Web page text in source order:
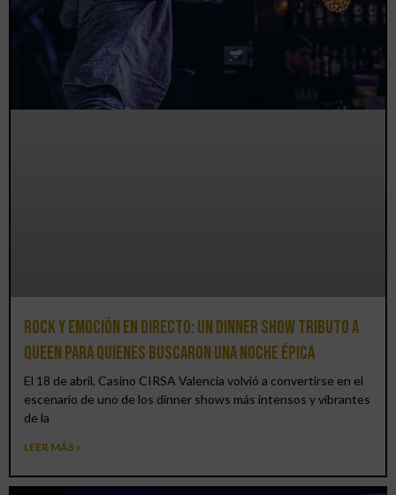
Rock y emoción en directo: un Dinner Show Tributo a
Queen para quienes buscaron una noche épica
El 18 de abril, Casino CIRSA Valencia volvió a convertirse en el
escenario de uno de los dinner shows más intensos y vibrantes
de la
LEER MÁS »